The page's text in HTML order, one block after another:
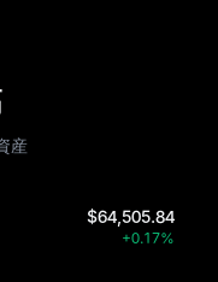
産
$64,505.84
+0.17%